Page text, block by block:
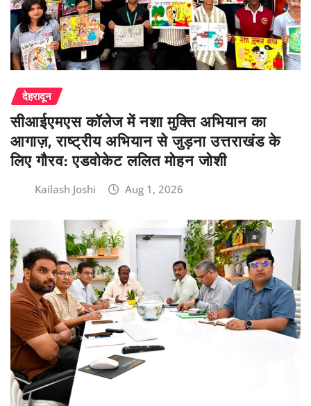
देहरादून
सीआईएमएस कॉलेज में नशा मुक्ति अभियान का
आगाज़, राष्ट्रीय अभियान से जुड़ना उत्तराखंड के
लिए गौरव: एडवोकेट ललित मोहन जोशी
Kailash Joshi Aug 1, 2026